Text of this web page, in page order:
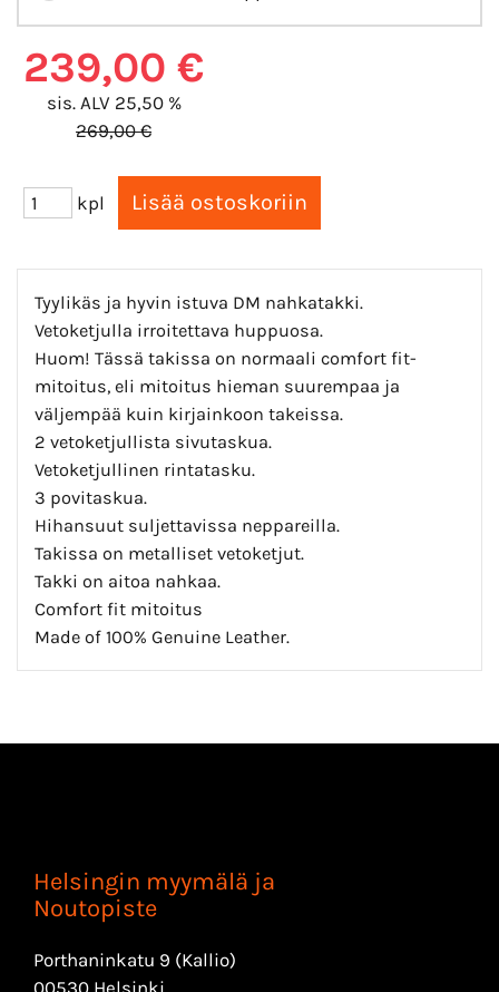
239,00 €
sis. ALV 25,50 %
269,00 €
kpl
Tyylikäs ja hyvin istuva DM nahkatakki.
Vetoketjulla irroitettava huppuosa.
Huom! Tässä takissa on normaali comfort fit-
mitoitus, eli mitoitus hieman suurempaa ja
väljempää kuin kirjainkoon takeissa.
2 vetoketjullista sivutaskua.
Vetoketjullinen rintatasku.
3 povitaskua.
Hihansuut suljettavissa neppareilla.
Takissa on metalliset vetoketjut.
Takki on aitoa nahkaa.
Comfort fit mitoitus
Made of 100% Genuine Leather.
Helsingin myymälä ja
Noutopiste
Porthaninkatu 9 (Kallio)
00530 Helsinki